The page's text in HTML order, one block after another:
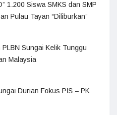
1.200 Siswa SMKS dan SMP
Pulau Tayan “Diliburkan”
Sungai Kelik Tunggu
Malaysia
Durian Fokus PIS – PK